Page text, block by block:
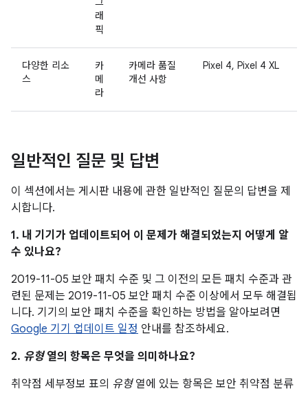
래
픽
다양한 리소
스
카
메
라
카메라 품질
개선 사항
Pixel 4, Pixel 4 XL
일반적인 질문 및 답변
이 섹션에서는 게시판 내용에 관한 일반적인 질문의 답변을 제
시합니다.
1. 내 기기가 업데이트되어 이 문제가 해결되었는지 어떻게 알
수 있나요?
2019-11-05 보안 패치 수준 및 그 이전의 모든 패치 수준과 관
련된 문제는 2019-11-05 보안 패치 수준 이상에서 모두 해결됩
니다. 기기의 보안 패치 수준을 확인하는 방법을 알아보려면
Google 기기 업데이트 일정 안내를 참조하세요.
2. 유형열의 항목은 무엇을 의미하나요?
취약점 세부정보 표의 유형열에 있는 항목은 보안 취약점 분류